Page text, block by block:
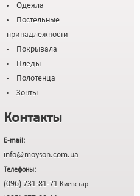
Одеяла
Постельные
принадлежности
Покрывала
Пледы
Полотенца
Зонты
Контакты
E-mail:
info@moyson.com.ua
Телефоны:
(096) 731-81-71 Киевстар